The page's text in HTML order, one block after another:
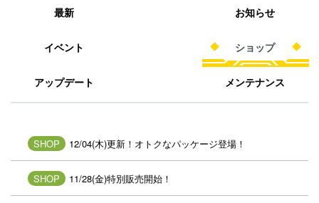
最新 お知らせ
イベント ショップ
アップデート メンテナンス
SHOP 12/04(木)更新！オトクなパッケージ登場！
SHOP 11/28(金)特別販売開始！